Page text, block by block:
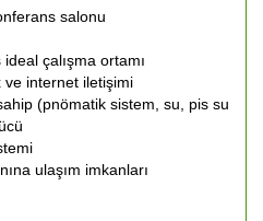
salonu
çalışma ortamı
ve internet iletişimi
(pnömatik sistem, su, pis su
ulaşım imkanları